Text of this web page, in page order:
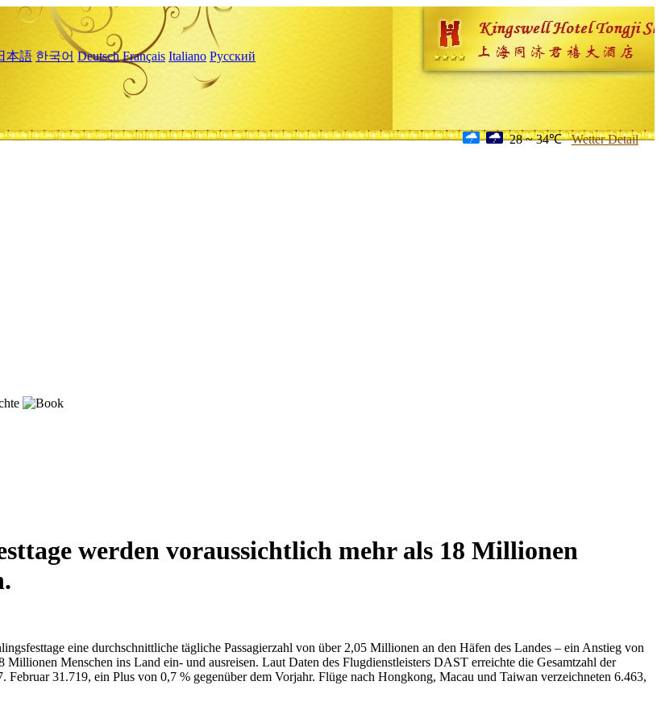
本語 한국어 Deutsch Français Italiano Русский
28 ~ 34℃ Wetter Detail
werden voraussichtlich mehr als 18 Millionen
eine durchschnittliche tägliche Passagierzahl von über 2,05 Millionen an den Häfen des Landes – ein Anstieg von
Menschen ins Land ein- und ausreisen. Laut Daten des Flugdienstleisters DAST erreichte die Gesamtzahl der
31.719, ein Plus von 0,7 % gegenüber dem Vorjahr. Flüge nach Hongkong, Macau und Taiwan verzeichneten 6.463,